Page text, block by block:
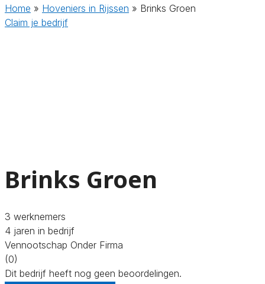
Home » Hoveniers in Rijssen » Brinks Groen
Claim je bedrijf
Brinks Groen
3 werknemers
4 jaren in bedrijf
Vennootschap Onder Firma
(0)
Dit bedrijf heeft nog geen beoordelingen.